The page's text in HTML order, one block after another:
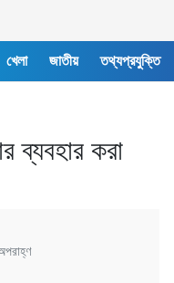
খেলা জাতীয় তথ্যপ্রযুক্তি
ব্যবহার করা